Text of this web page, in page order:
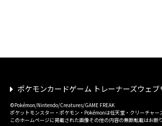
ポケモンカードゲーム トレーナーズウェブ
©Pokémon/Nintendo/Creatures/GAME FREAK
ポケットモンスター・ポケモン・Pokémonは任天堂・クリーチャー
このホームページに掲載された画像その他の内容の無断転載はお断